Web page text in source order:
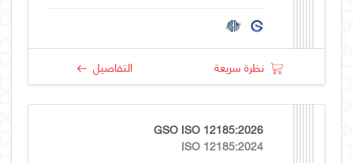
نظرة سريعة التفاصيل
GSO ISO 12185:2026
ISO 12185:2024